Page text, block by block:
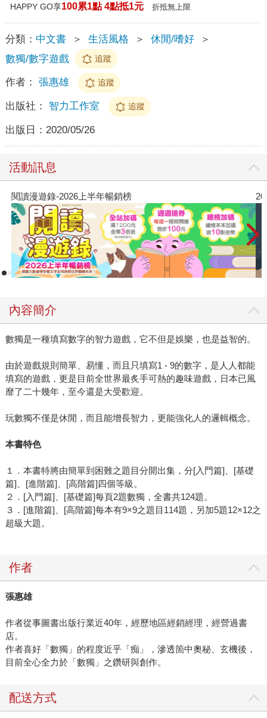
HAPPY GO享100累1點 4點抵1元 折抵無上限
分類： 中文書 ＞ 生活風格 ＞ 休閒/嗜好
＞
數獨/數字遊戲
追蹤
作者： 張惠雄 追蹤
出版社： 智力工作室 追蹤
出版日： 2020/05/26
活動訊息
閱讀漫遊錄-2026上半年暢銷榜
內容簡介
數獨是一種填寫數字的智力遊戲，它不但是娛樂，也是益智的。
由於遊戲規則簡單、易懂，而且只填寫1 - 9的數字，是人人都能
填寫的遊戲，更是目前全世界最炙手可熱的趣味遊戲，日本已風
靡了二十幾年，至今還是大受歡迎。
玩數獨不僅是休閒，而且能增長智力，更能強化人的邏輯概念。
本書特色
１．本書特將由簡單到困難之題目分開出集，分[入門篇]、[基礎
篇]、[進階篇]、[高階篇]四個等級。
２．[入門篇]、[基礎篇]每頁2題數獨，全書共124題。
３．[進階篇]、[高階篇]每本有9×9之題目114題，另加5題12×12之
超級大題。
作者
張惠雄
作者從事圖書出版行業近40年，經歷地區經銷經理，經營過書
店。
作者喜好「數獨」的程度近乎「痴」，滲透箇中奧秘、玄機後，
目前全心全力於「數獨」之鑽研與創作。
配送方式